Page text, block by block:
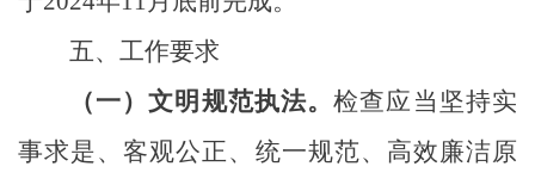
五、工作要求
（一）文明规范执法。检查应当坚持实
事求是、客观公正、统一规范、高效廉洁原